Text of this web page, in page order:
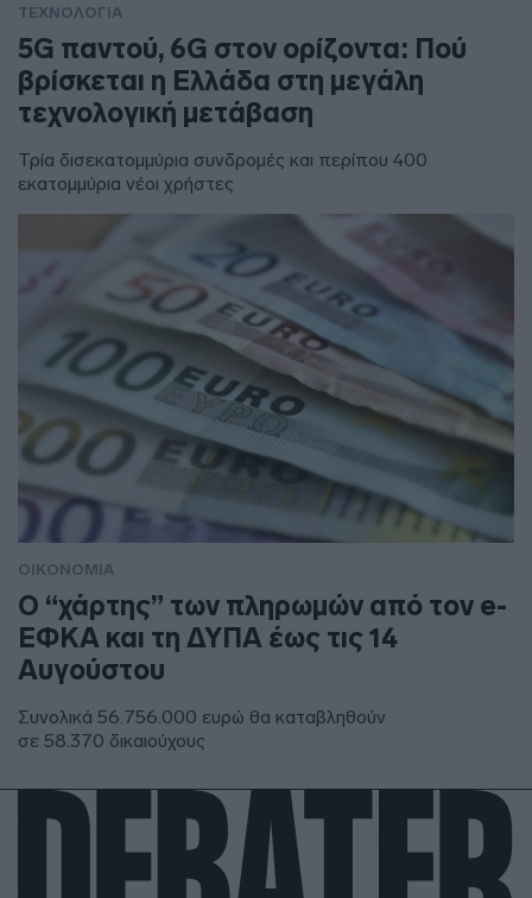
ΤΕΧΝΟΛΟΓΙΑ
5G παντού, 6G στον ορίζοντα: Πού
βρίσκεται η Ελλάδα στη μεγάλη
τεχνολογική μετάβαση
Τρία δισεκατομμύρια συνδρομές και περίπου 400
εκατομμύρια νέοι χρήστες
ΟΙΚΟΝΟΜΙΑ
Ο “χάρτης” των πληρωμών από τον e-
ΕΦΚΑ και τη ΔΥΠΑ έως τις 14
Αυγούστου
Συνολικά 56.756.000 ευρώ θα καταβληθούν
σε 58.370 δικαιούχους